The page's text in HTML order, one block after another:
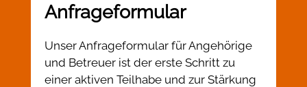
Anfrageformular
Unser Anfrageformular für Angehörige
und Betreuer ist der erste Schritt zu
einer aktiven Teilhabe und zur Stärkung